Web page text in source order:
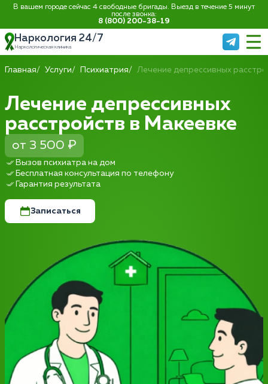
В вашем городе сейчас 4 свободные бригады. Выезд в течение 5 минут
после звонка:
8 (800) 200-38-19
Наркология 24/7
Наркологическая клиника
Главная Услуги Психиатрия Лечение депрессивных
Лечение депрессивных
расстройств в Макеевке
от 3 500 ₽
Вызов психиатра на дом
Бесплатная консультация по телефону
Гарантия результата
Записаться